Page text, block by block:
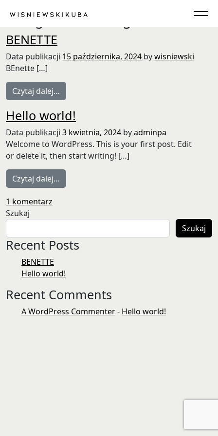
Main Navigation
Kategoria:Uncategorized
BENETTE
Data publikacji 15 października, 2024 bywisniewski
BEnette […]
Czytaj dalej…
Hello world!
Data publikacji 3 kwietnia, 2024 byadminpa
Welcome to WordPress. This is your first post. Edit
or delete it, then start writing! […]
Czytaj dalej…
1 komentarz
Szukaj
Szukaj
Recent Posts
BENETTE
Hello world!
Recent Comments
A WordPress Commenter- Hello world!